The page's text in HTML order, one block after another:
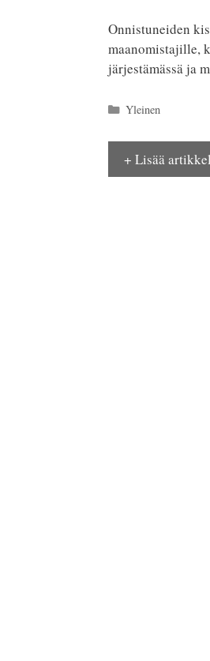
Onnistuneiden
maanomistajille,
järjestämässä ja
Kategoriat
Yleinen
+ Lisää